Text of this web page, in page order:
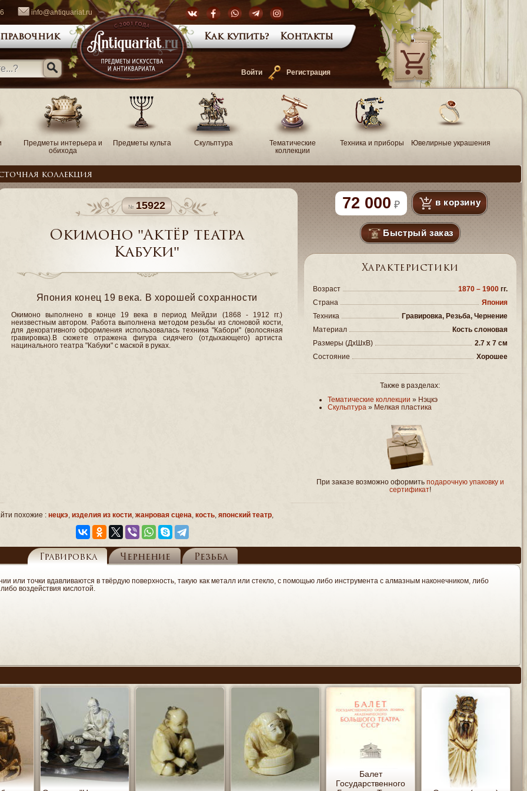
info@antiquariat.ru
Войти Регистрация
Как купить? Контакты
—
Предметы интерьера и
обихода
Предметы культа Скульптура
Тематические
коллекции
Техника и приборы Ювелирные украшения
коллекция
15922
Окимоно "Актёр театра
Кабуки"
Япония конец 19 века. В хорошей сохранности
Окимоно выполнено в конце 19 века в период Мейдзи (1868 - 1912 гг.)
неизвестным автором. Работа выполнена методом резьбы из слоновой кости,
для декоративного оформления использовалась техника "Кабори" (волосяная
гравировка).В сюжете отражена фигура сидячего (отдыхающего) артиста
нацинального театра "Кабуки" с маской в руках.
72 000 в корзину
Быстрый заказ
Характеристики
Возраст 1870 – 1900 гг.
Страна
Япония
Техника
Гравировка, Резьба, Чернение
Материал
Кость слоновая
Размеры (ДxШxВ)
2.7 x 7 см
Состояние
Хорошее
Также в разделах:
Тематические коллекции » Нэцкэ
Скульптура » Мелкая пластика
При заказе возможно оформить подарочную упаковку и
сертификат!
похожие : нецкэ изделия из кости жанровая сцена кость японский театр
Гравировка Чернение Резьба
или точки вдавливаются в твёрдую поверхность, такую как металл или стекло, с помощью либо инструмента с алмазным наконечником, либо
воздействия кислотой.
Балет
Государственного